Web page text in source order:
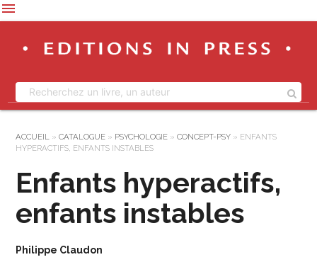
menu
ACCUEIL » CATALOGUE» PSYCHOLOGIE» CONCEPT-PSY» ENFANTS
HYPERACTIFS, ENFANTS INSTABLES
Enfants hyperactifs,
enfants instables
Philippe Claudon